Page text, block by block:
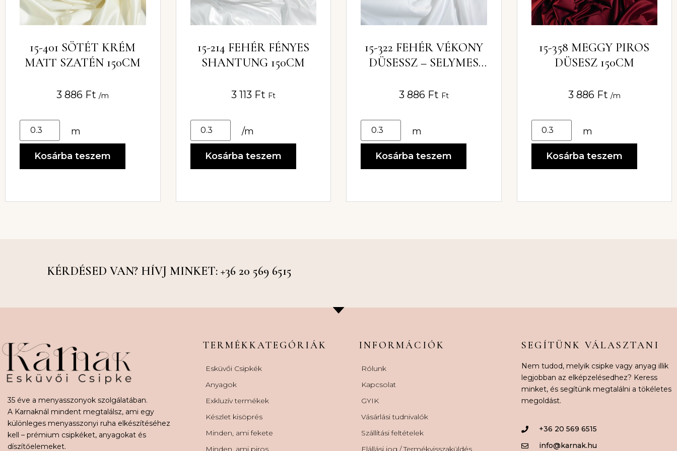
15-401 SÖTÉT KRÉM
MATT SZATÉN 150CM
3 886 Ft /m
m
Kosárba teszem
15-214 FEHÉR FÉNYES
SHANTUNG 150CM
3 113 Ft Ft
/m
Kosárba teszem
15-322 FEHÉR VÉKONY
DÜSESSZ – SELYMES
ANYAG
3 886 Ft Ft
m
Kosárba teszem
15-358 MEGGY PIROS
DÜSESZ 150CM
3 886 Ft /m
m
Kosárba teszem
KÉRDÉSED VAN? HÍVJ MINKET: +36 20 569 6515
35 éve a menyasszonyok szolgálatában.
A Karnaknál mindent megtalálsz, ami egy
különleges menyasszonyi ruha elkészítéséhez
kell – prémium csipkéket, anyagokat és
díszítőelemeket.
TERMÉKKATEGÓRIÁK
Esküvői Csipkék
Anyagok
Exkluzív termékek
Készlet kisöprés
Minden, ami fekete
Minden, ami piros
INFORMÁCIÓK
Rólunk
Kapcsolat
GYIK
Vásárlási tudnivalók
Szállítási feltételek
Elállási jog / Termékvisszaküldés
SEGÍTÜNK VÁLASZTANI
Nem tudod, melyik csipke vagy anyag illik
legjobban az elképzelésedhez? Keress
minket, és segítünk megtalálni a tökéletes
megoldást.
+36 20 569 6515
info@karnak.hu